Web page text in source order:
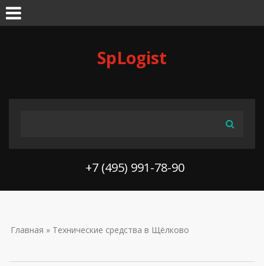
SpLogist
+7 (495) 991-78-90
ВЫ ЗДЕСЬ
Главная » Технические средства в Щёлково